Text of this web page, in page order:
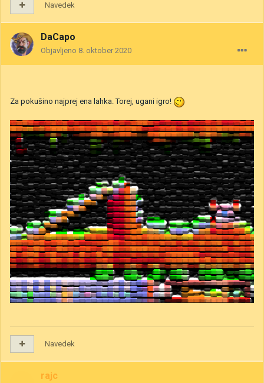
Navedek
DaCapo
Objavljeno 8. oktober 2020
Za pokušino najprej ena lahka. Torej, ugani igro!
Navedek
rajc